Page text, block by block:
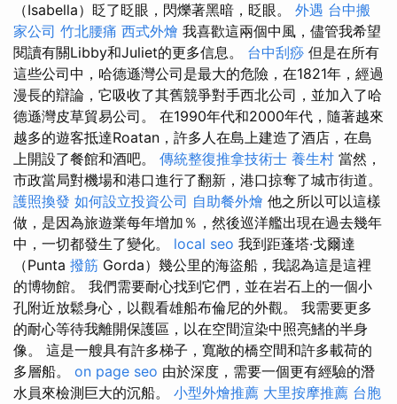
（Isabella）眨了眨眼，閃爍著黑暗，眨眼。 外遇 台中搬
家公司 竹北腰痛 西式外燴 我喜歡這兩個中風，儘管我希望
閱讀有關Libby和Juliet的更多信息。 台中刮痧 但是在所有
這些公司中，哈德遜灣公司是最大的危險，在1821年，經過
漫長的辯論，它吸收了其舊競爭對手西北公司，並加入了哈
德遜灣皮草貿易公司。 在1990年代和2000年代，隨著越來
越多的遊客抵達Roatan，許多人在島上建造了酒店，在島
上開設了餐館和酒吧。 傳統整復推拿技術士 養生村 當然，
市政當局對機場和港口進行了翻新，港口掠奪了城市街道。
護照換發 如何設立投資公司 自助餐外燴 他之所以可以這樣
做，是因為旅遊業每年增加％，然後巡洋艦出現在過去幾年
中，一切都發生了變化。 local seo 我到距蓬塔·戈爾達
（Punta 撥筋 Gorda）幾公里的海盜船，我認為這是這裡
的博物館。 我們需要耐心找到它們，並在岩石上的一個小
孔附近放鬆身心，以觀看雄船布倫尼的外觀。 我需要更多
的耐心等待我離開保護區，以在空間渲染中照亮鰭的半身
像。 這是一艘具有許多梯子，寬敞的橋空間和許多載荷的
多層船。 on page seo 由於深度，需要一個更有經驗的潛
水員來檢測巨大的沉船。 小型外燴推薦 大里按摩推薦 台胞